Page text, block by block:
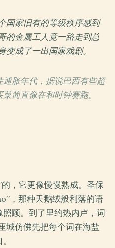
国家旧有的等级秩序感到
的金属工人竟一路走到总
成了一出国家戏剧。
胀年代，据说巴西有些超
简直像在和时钟赛跑。
，它更像慢慢熟成。圣保
，那种天鹅绒般利落的语
顾。到了里约热内卢，词
城仿佛先把每个词在海盐